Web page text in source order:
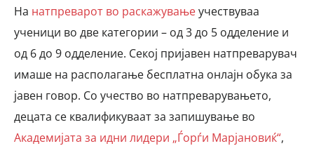
На натпреварот во раскажувањеучествуваа
ученици во две категории – од 3 до 5 одделение и
од 6 до 9 одделение. Секој пријавен натпреварувач
имаше на располагање бесплатна онлајн обука за
јавен говор. Со учество во натпреварувањето,
децата се квалификуваат за запишување во
Академијата за идни лидери „Ѓорѓи Марјановиќ“,